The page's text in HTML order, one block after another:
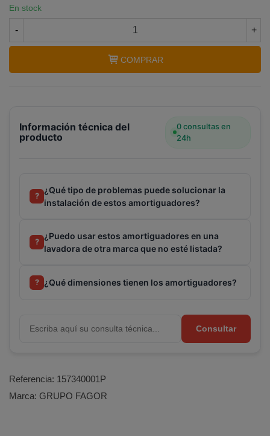
En stock
- +
COMPRAR
Información técnica del
producto
0 consultas en
24h
?
¿Qué tipo de problemas puede solucionar la
instalación de estos amortiguadores?
?
¿Puedo usar estos amortiguadores en una
lavadora de otra marca que no esté listada?
? ¿Qué dimensiones tienen los amortiguadores?
Consultar
Referencia: 157340001P
Marca: GRUPO FAGOR